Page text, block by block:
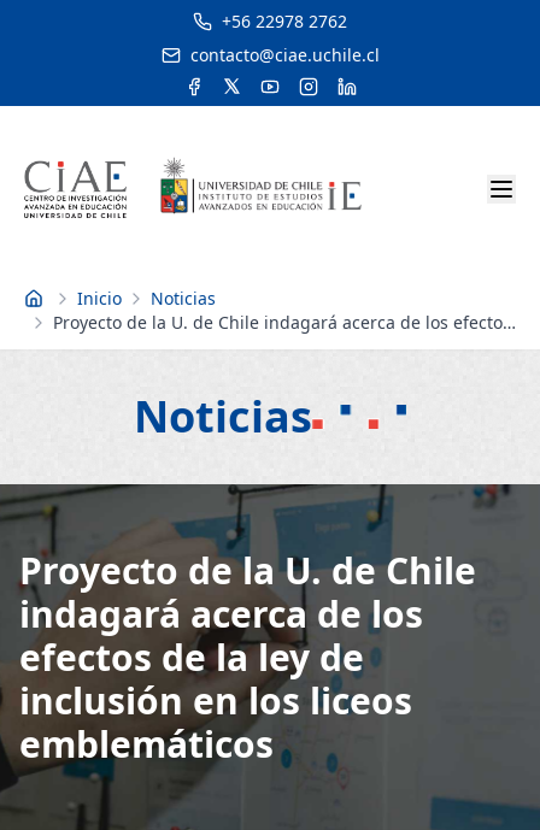
+56 22978 2762
contacto@ciae.uchile.cl
Inicio Inicio
Noticias
Proyecto de la U. de Chile indagará acerca de los efectos
de la ley de inclusión en los liceos emblemáticos
Noticias
Proyecto de la U. de Chile
indagará acerca de los
efectos de la ley de
inclusión en los liceos
emblemáticos